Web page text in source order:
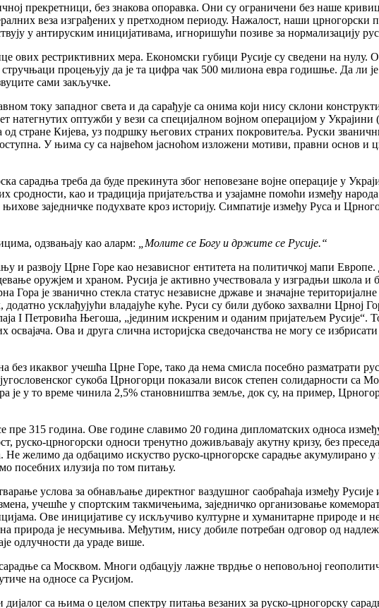
прекретници, без знакова опоравка. Они су ограничени без наше
веза изграђених у претходном периоду. Нажалост, наши црногорски
у антируским иницијативама, игноришући позиве за нормализацију
ових рестриктивних мера. Економски губици Русије су сведени на
стручњаци процењују да је та цифра чак 500 милиона евра годишње. Да ли
сами закључке.
току западног света и да сарађује са онима који нису склони
натегнутих оптужби у вези са специјалном војном операцијом у
стране Кијева, уз подршку његових страних покровитеља. Руски
У њима су са највећом јасноћом изложени мотиви, правни основ и
сарадња треба да буде прекинута због неповезане војне операције у
сродности, као и традиција пријатељства и узајамне помоћи између
заједничке подухвате кроз историју. Симпатије између Руса и
одзвањају као аларм:
„Молите се Богу и држите се Русије.“
и развоју Црне Горе као независног ентитета на политичкој мапи
оружјем и храном. Русија је активно учествовала у изградњи школа и
Гора је званично стекла статус независне државе и значајне
усклађујући владајуће куће. Руси су били дубоко захвални Црној
I Петровића Његоша, „јединим искреним и оданим пријатељем Русије“.
Ова и друга слична историјска сведочанства не могу се
без икаквог учешћа Црне Горе, тако да нема смисла посебно разматрати
сукоба Црногорци показали висок степен солидарности са
је у то време чинила 2,5% становништва земље, док су, на пример,
пре 315 година. Ове године славимо 20 година дипломатских односа
руско-црногорски односи тренутно доживљавају акутну кризу, без
желимо да одбацимо искуство руско-црногорске сарадње акумулирано у
посебних илузија по том питању.
услова за обнављање директног ваздушног саобраћаја између
учешће у спортским такмичењима, заједничко организовање
Ове иницијативе су искључиво културне и хуманитарне природе и
природа је несумњива. Међутим, нису добиле потребан одговор од
одлучности да ураде више.
са Москвом. Многи одбацују лажне тврдње о неповољној
на односе са Русијом.
са њима о целом спектру питања везаних за руско-црногорску